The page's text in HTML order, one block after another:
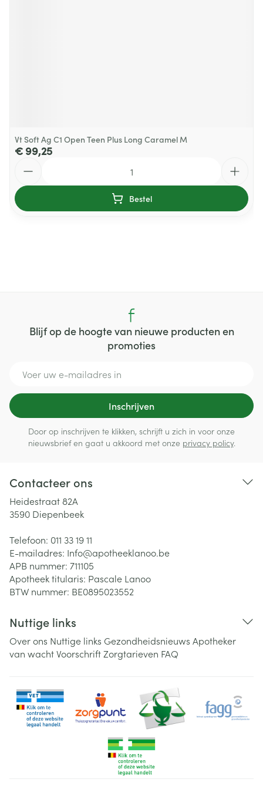
Vt Soft Ag C1 Open Teen Plus Long Caramel M
€ 99,25
Bestel
Blijf op de hoogte van nieuwe producten en
promoties
Inschrijven
Door op inschrijven te klikken, schrijft u zich in voor onze
nieuwsbrief en gaat u akkoord met onze privacy policy.
Contacteer ons
Heidestraat 82A
3590 Diepenbeek
Telefoon: 011 33 19 11
E-mailadres: Info@apotheeklanoo.be
APB nummer: 711105
Apotheek titularis: Pascale Lanoo
BTW nummer: BE0895023552
Nuttige links
Over ons Nuttige links Gezondheidsnieuws Apotheker
van wachtVoorschriftZorgtarieven FAQ